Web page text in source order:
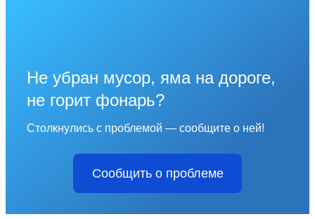
Не убран мусор, яма на дороге,
не горит фонарь?
Столкнулись с проблемой — сообщите о ней!
Сообщить о проблеме